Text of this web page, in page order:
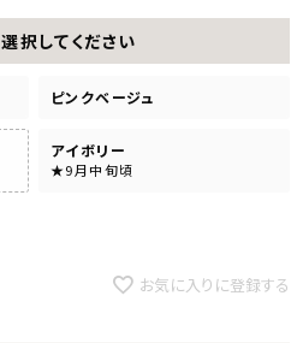
選択してください
ピンクベージュ
アイボリー
★9月中旬頃
お気に入りに登録する